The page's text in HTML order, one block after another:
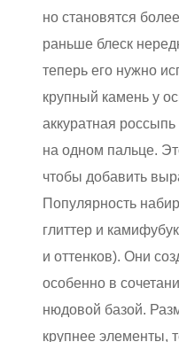
но становятся
раньше блеск
теперь его нужно
крупный камень у
аккуратная россыпь
на одном пальце.
чтобы добавить
Популярность
глиттер и
и оттенков). Они
особенно в
нюдовой базой.
крупнее элементы,